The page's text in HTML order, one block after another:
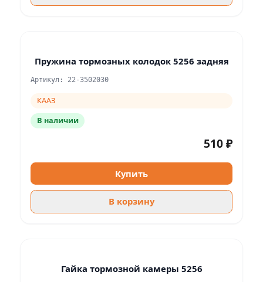
Пружина тормозных колодок 5256 задняя
Артикул: 22-3502030
КААЗ
В наличии
510 ₽
Купить
В корзину
Гайка тормозной камеры 5256